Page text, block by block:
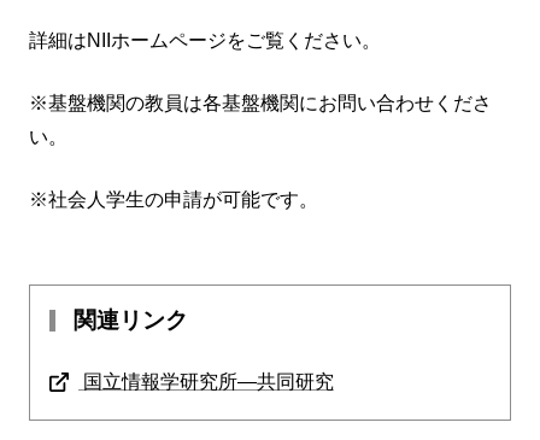
詳細はNIIホームページをご覧ください。
※基盤機関の教員は各基盤機関にお問い合わせくださ
い。
※社会人学生の申請が可能です。
関連リンク
国立情報学研究所―共同研究